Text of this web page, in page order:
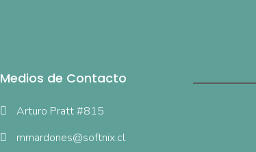
Medios de Contacto
Arturo Pratt #815
mmardones@softnix.cl